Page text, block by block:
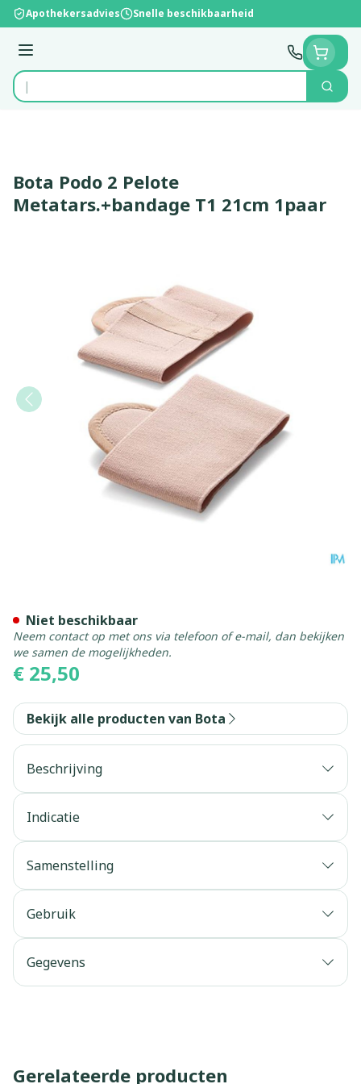
Ga naar de inhoud
Apothekersadvies Snelle beschikbaarheid
Menu
Product, merk, categorie...
Zoek
Bota Podo 2 Pelote
Metatars.+bandage T1 21cm 1paar
€ 25,50
Niet beschikbaar
Neem contact op met ons via telefoon of e-mail, dan bekijken
we samen de mogelijkheden.
Bekijk alle producten van Bota
Beschrijving
Indicatie
Samenstelling
Gebruik
Gegevens
Gerelateerde producten